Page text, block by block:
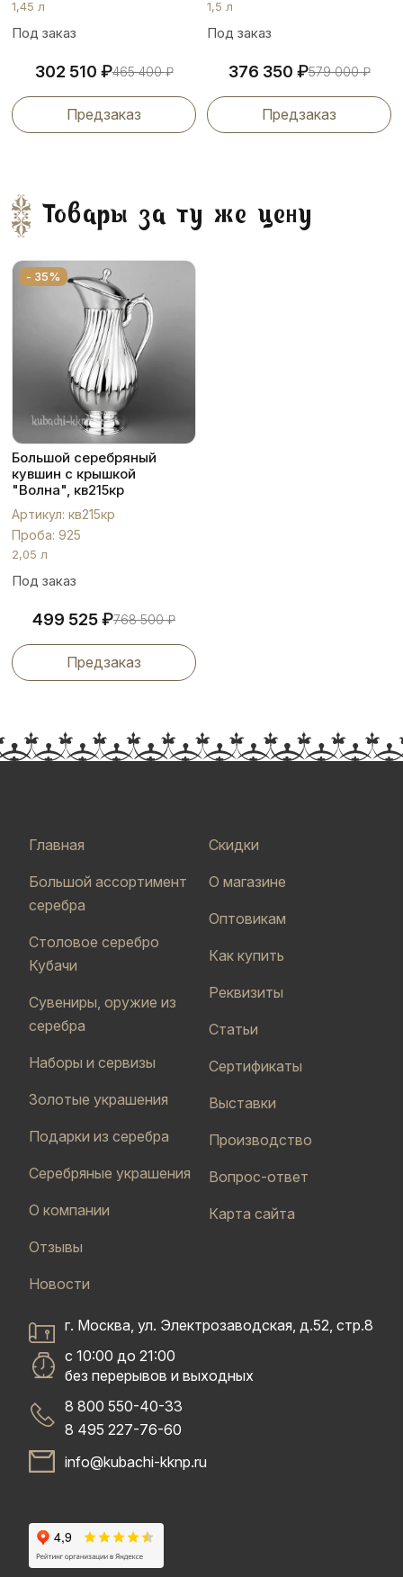
1,45 л
Под заказ
302 510 ₽465 400₽
Предзаказ
1,5 л
Под заказ
376 350 ₽579 000₽
Предзаказ
Товары за ту же цену
- 35%
Большой серебряный
кувшин с крышкой
"Волна", кв215кр
Артикул: кв215кр
Проба: 925
2,05 л
Под заказ
499 525₽768 500₽
Предзаказ
Главная
Большой ассортимент
серебра
Столовое серебро
Кубачи
Сувениры, оружие из
серебра
Наборы и сервизы
Золотые украшения
Подарки из серебра
Серебряные украшения
О компании
Отзывы
Новости
Скидки
О магазине
Оптовикам
Как купить
Реквизиты
Статьи
Сертификаты
Выставки
Производство
Вопрос-ответ
Карта сайта
г. Москва, ул. Электрозаводская, д.52, стр.8
с 10:00 до 21:00
без перерывов и выходных
8 800 550-40-33
8 495 227-76-60
info@kubachi-kknp.ru